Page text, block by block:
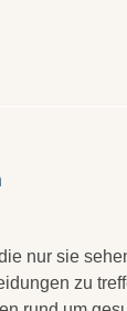
nur sie
zu